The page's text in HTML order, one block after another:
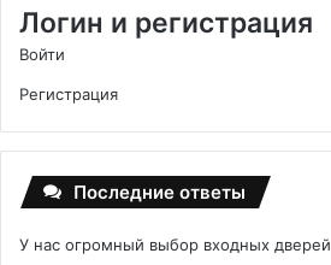
Логин и регистрация
Войти
Регистрация
Последние ответы
У нас огромный выбор входных дверей